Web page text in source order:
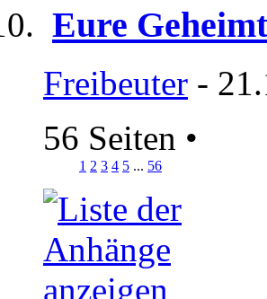
Eure
Freibeuter -
56 Seiten •
1 2 3 4 5 ... 56